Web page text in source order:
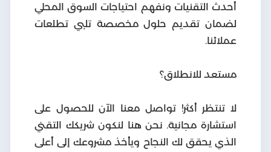
أحدث التقنيات ونفهم احتياجات السوق المحلي
لضمان تقديم حلول مخصصة تلبي تطلعات
مستعد للانطلاق؟
لا تنتظر أكثر! تواصل معنا الآن للحصول على
استشارة مجانية. نحن هنا لنكون شريكك التقني
الذي يحقق لك النجاح ويأخذ مشروعك إلى أعلى